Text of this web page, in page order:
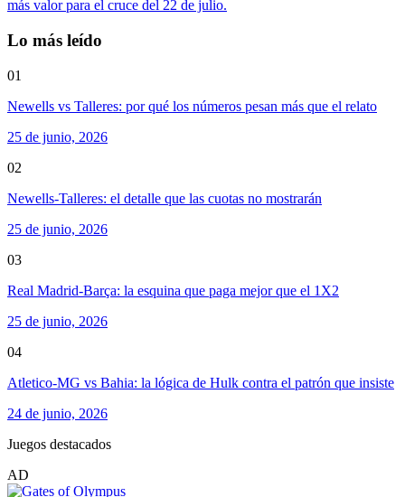
más valor para el cruce del 22 de julio.
Lo más leído
01
Newells vs Talleres: por qué los números pesan más que el relato
25 de junio, 2026
02
Newells-Talleres: el detalle que las cuotas no mostrarán
25 de junio, 2026
03
Real Madrid-Barça: la esquina que paga mejor que el 1X2
25 de junio, 2026
04
Atletico-MG vs Bahia: la lógica de Hulk contra el patrón que insiste
24 de junio, 2026
Juegos destacados
AD